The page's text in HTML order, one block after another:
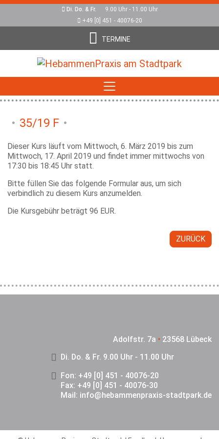
Di. Do. & Fr. 9.00 Uhr - 11.00 Uhr
+49 [0] 451 - 40076-20
TERMINE
35/19 F
Dieser Kurs läuft vom Mittwoch, 6. März 2019 bis zum
Mittwoch, 17. April 2019 und findet immer mittwochs von
17:30 bis 18:45 Uhr statt.
Bitte füllen Sie das folgende Formular aus, um sich
verbindlich zu diesem Kurs anzumelden.
Die Kursgebühr beträgt 96 EUR.
ZURÜCK
Adolfstr. 7a • 23568 Lübeck
Di. Do. & Fr. 9.00 Uhr - 11.00 Uhr
Fon: +49 [0] 451 - 40076-20
Fax: +49 [0] 451 - 40076-30
Mail: info@hebammenpraxis-stadtpark.de